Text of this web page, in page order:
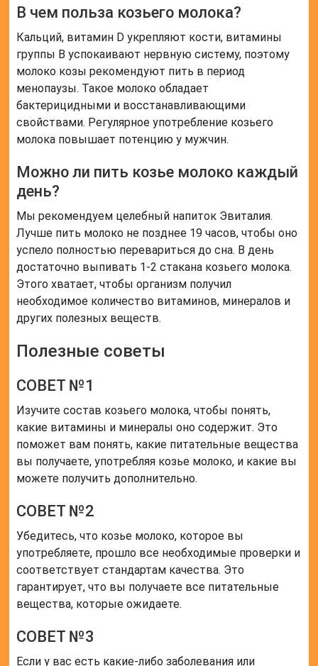
В чем польза козьего молока?
Кальций, витамин D укрепляют кости, витамины
группы B успокаивают нервную систему, поэтому
молоко козы рекомендуют пить в период
менопаузы. Такое молоко обладает
бактерицидными и восстанавливающими
свойствами. Регулярное употребление козьего
молока повышает потенцию у мужчин.
Можно ли пить козье молоко каждый
день?
Мы рекомендуем целебный напиток Эвиталия.
Лучше пить молоко не позднее 19 часов, чтобы оно
успело полностью перевариться до сна. В день
достаточно выпивать 1-2 стакана козьего молока.
Этого хватает, чтобы организм получил
необходимое количество витаминов, минералов и
других полезных веществ.
Полезные советы
СОВЕТ №1
Изучите состав козьего молока, чтобы понять,
какие витамины и минералы оно содержит. Это
поможет вам понять, какие питательные вещества
вы получаете, употребляя козье молоко, и какие вы
можете получить дополнительно.
СОВЕТ №2
Убедитесь, что козье молоко, которое вы
употребляете, прошло все необходимые проверки и
соответствует стандартам качества. Это
гарантирует, что вы получаете все питательные
вещества, которые ожидаете.
СОВЕТ №3
Если у вас есть какие-либо заболевания или